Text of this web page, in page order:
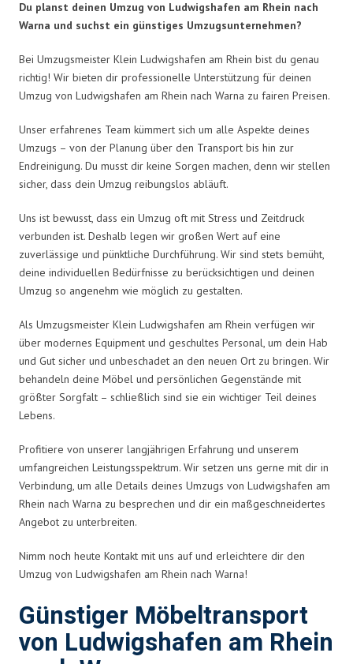
Du planst deinen Umzug von Ludwigshafen am Rhein nach
Warna und suchst ein günstiges Umzugsunternehmen?
Bei Umzugsmeister Klein Ludwigshafen am Rhein bist du genau
richtig! Wir bieten dir professionelle Unterstützung für deinen
Umzug von Ludwigshafen am Rhein nach Warna zu fairen Preisen.
Unser erfahrenes Team kümmert sich um alle Aspekte deines
Umzugs – von der Planung über den Transport bis hin zur
Endreinigung. Du musst dir keine Sorgen machen, denn wir stellen
sicher, dass dein Umzug reibungslos abläuft.
Uns ist bewusst, dass ein Umzug oft mit Stress und Zeitdruck
verbunden ist. Deshalb legen wir großen Wert auf eine
zuverlässige und pünktliche Durchführung. Wir sind stets bemüht,
deine individuellen Bedürfnisse zu berücksichtigen und deinen
Umzug so angenehm wie möglich zu gestalten.
Als Umzugsmeister Klein Ludwigshafen am Rhein verfügen wir
über modernes Equipment und geschultes Personal, um dein Hab
und Gut sicher und unbeschadet an den neuen Ort zu bringen. Wir
behandeln deine Möbel und persönlichen Gegenstände mit
größter Sorgfalt – schließlich sind sie ein wichtiger Teil deines
Lebens.
Profitiere von unserer langjährigen Erfahrung und unserem
umfangreichen Leistungsspektrum. Wir setzen uns gerne mit dir in
Verbindung, um alle Details deines Umzugs von Ludwigshafen am
Rhein nach Warna zu besprechen und dir ein maßgeschneidertes
Angebot zu unterbreiten.
Nimm noch heute Kontakt mit uns auf und erleichtere dir den
Umzug von Ludwigshafen am Rhein nach Warna!
Günstiger Möbeltransport
von Ludwigshafen am Rhein